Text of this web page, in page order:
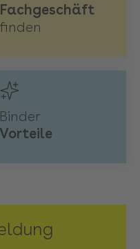
Fachgeschäft
finden
Binder
Vorteile